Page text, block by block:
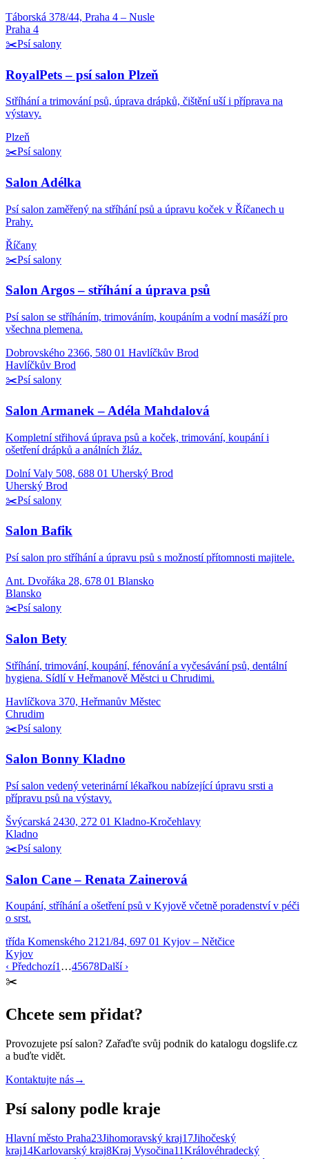
Táborská 378/44, Praha 4 – Nusle
Praha 4
✂️Psí salony
RoyalPets – psí salon Plzeň
Stříhání a trimování psů, úprava drápků, čištění uší i příprava na
výstavy.
Plzeň
✂️Psí salony
Salon Adélka
Psí salon zaměřený na stříhání psů a úpravu koček v Říčanech u
Prahy.
Říčany
✂️Psí salony
Salon Argos – stříhání a úprava psů
Psí salon se stříháním, trimováním, koupáním a vodní masáží pro
všechna plemena.
Dobrovského 2366, 580 01 Havlíčkův Brod
Havlíčkův Brod
✂️Psí salony
Salon Armanek – Adéla Mahdalová
Kompletní střihová úprava psů a koček, trimování, koupání i
ošetření drápků a análních žláz.
Dolní Valy 508, 688 01 Uherský Brod
Uherský Brod
✂️Psí salony
Salon Bafik
Psí salon pro stříhání a úpravu psů s možností přítomnosti majitele.
Ant. Dvořáka 28, 678 01 Blansko
Blansko
✂️Psí salony
Salon Bety
Stříhání, trimování, koupání, fénování a vyčesávání psů, dentální
hygiena. Sídlí v Heřmanově Městci u Chrudimi.
Havlíčkova 370, Heřmanův Městec
Chrudim
✂️Psí salony
Salon Bonny Kladno
Psí salon vedený veterinární lékařkou nabízející úpravu srsti a
přípravu psů na výstavy.
Švýcarská 2430, 272 01 Kladno-Kročehlavy
Kladno
✂️Psí salony
Salon Cane – Renata Zainerová
Koupání, stříhání a ošetření psů v Kyjově včetně poradenství v péči
o srst.
třída Komenského 2121/84, 697 01 Kyjov – Nětčice
Kyjov
‹ Předchozí1 …45678Další ›
✂️
Chcete sem přidat?
Provozujete psí salon? Zařaďte svůj podnik do katalogu dogslife.cz
a buďte vidět.
Kontaktujte nás→
Psí salony podle kraje
Hlavní město Praha23Jihomoravský kraj17Jihočeský
kraj14Karlovarský kraj8Kraj Vysočina11Královéhradecký